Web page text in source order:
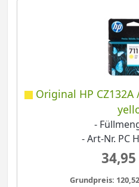
Original HP
-
- Art-Nr. PC
34,95
Grundpreis: